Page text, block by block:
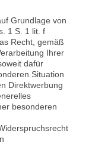
Grundlage von
1 S. 1 lit. f
Recht, gemäß
Ihrer
dafür
Situation
Direktwerbung
besonderen